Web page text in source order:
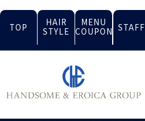
TOP
HAIR
STYLE
MENU
COUPON STAFF